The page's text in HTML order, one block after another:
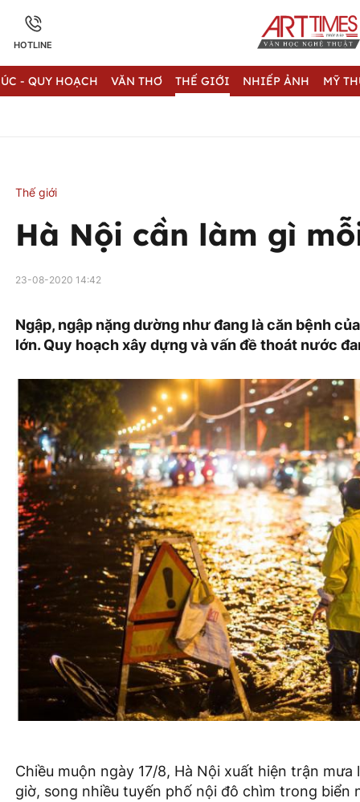
HOTLINE
- QUY HOẠCH VĂN THƠ THẾ GIỚI NHIẾP ẢNH MỸ
Thế giới
Hà Nội cần làm gì
23-08-2020 14:42
Ngập, ngập nặng dường như đang là căn bệnh
lớn. Quy hoạch xây dựng và vấn đề thoát nước
Chiều muộn ngày 17/8, Hà Nội xuất hiện trận
giờ, song nhiều tuyến phố nội đô chìm trong biển